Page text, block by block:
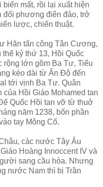
mất, rồi lại xuất hiện
đối phương điên đảo, trở
lược, chiến thuật.
Hãn tấn công Tân Cương,
kỷ thứ 13, Hồi Quốc
rộng lớn gồm Ba Tư, Tiểu
kéo dài từ Ấn Độ đến
tới vịnh Ba Tư. Quân
Hồi Giáo Mohamed tan
Quốc Hồi tan vỡ từ thuở
năm 1238, bốn phần
tay Mông Cổ.
các nước Tây Âu
Hoàng Innoccent IV và
sang cầu hòa. Nhưng
nước Nam thì bị Trần